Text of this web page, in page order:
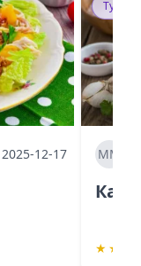
2025-12-17 ММ
★ ★